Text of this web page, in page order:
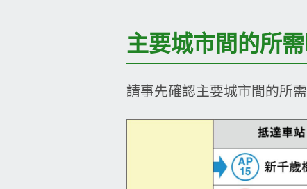
主要城市間的所
請事先確認主要城市間的所